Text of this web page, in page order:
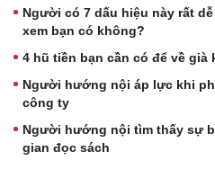
Người có 7 dấu hiệu này rất
xem bạn có không?
4 hũ tiền bạn cần có để về già
Người hướng nội áp lực khi
công ty
Người hướng nội tìm thấy sự
gian đọc sách